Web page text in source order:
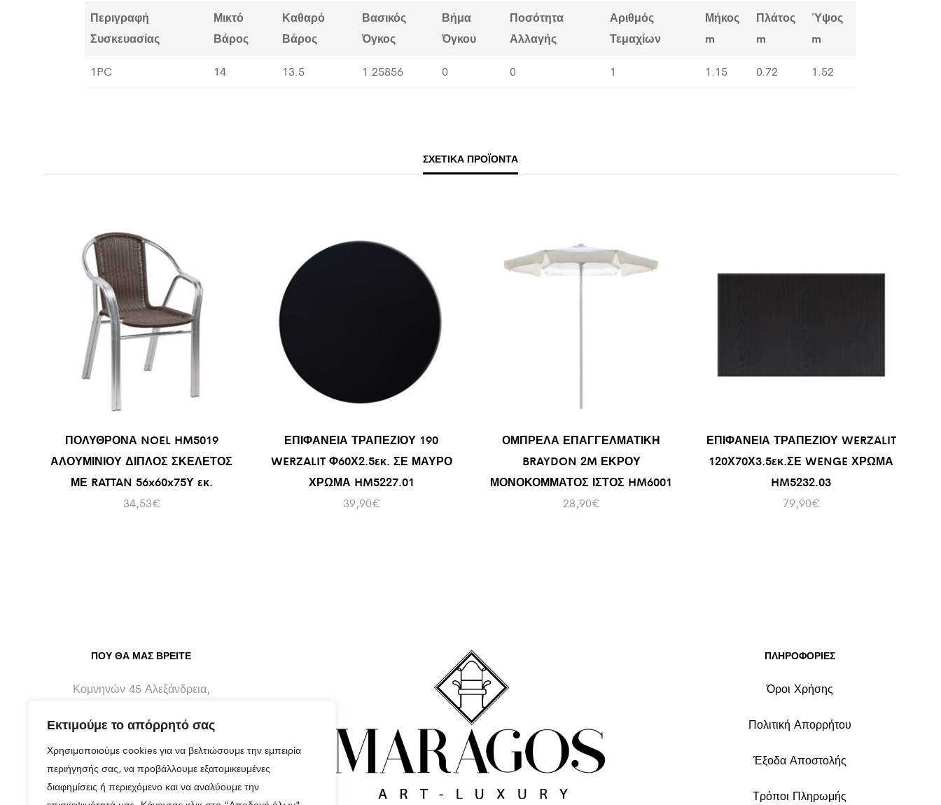
Εκτιμούμε το απόρρητό σας
Χρησιμοποιούμε cookies για να βελτιώσουμε την εμπειρία
περιήγησής σας, να προβάλλουμε εξατομικευμένες
διαφημίσεις ή περιεχόμενο και να αναλύουμε την
Περιγραφή
Συσκευασίας
Μικτό
Βάρος
Καθαρό
Βάρος
Βασικός
Όγκος
Βήμα
Όγκου
Ποσότητα
Αλλαγής
Αριθμός
Τεμαχίων
Μήκος
m
Πλάτος
m
Ύψος
m
1PC 14 13.5 1.25856 0 0 1 1.15 0.72 1.52
ΣΧΕΤΙΚΆ ΠΡΟΪΌΝΤΑ
ΠΟΛΥΘΡΟΝΑ NOEL HM5019
ΑΛΟΥΜΙΝΙΟΥ ΔΙΠΛΟΣ ΣΚΕΛΕΤΟΣ
ΜΕ RATTAN 56x60x75Υ εκ.
34,53€
ΕΠΙΦΑΝΕΙΑ ΤΡΑΠΕΖΙΟΥ 190
WERZALIT Φ60Χ2.5εκ. ΣΕ ΜΑΥΡΟ
ΧΡΩΜΑ HM5227.01
39,90€
ΟΜΠΡΕΛΑ ΕΠΑΓΓΕΛΜΑΤΙΚΗ
BRAYDON 2M ΕΚΡΟΥ
ΜΟΝΟΚΟΜΜΑΤΟΣ ΙΣΤΟΣ HM6001
28,90€
ΕΠΙΦΑΝΕΙΑ ΤΡΑΠΕΖΙΟΥ WERZALIT
120Χ70Χ3.5εκ.ΣΕ WENGE ΧΡΩΜΑ
HM5232.03
79,90€
ΠΟΥ ΘΑ ΜΑΣ ΒΡΕΊΤΕ
Κομνηνών 45 Αλεξάνδρεια,
info@maragos-artluxury.com
+30 2333401170
+30 6930898907
ΠΛΗΡΟΦΟΡΙΕΣ
Όροι Χρήσης
Πολιτική Απορρήτου
Έξοδα Αποστολής
Τρόποι Πληρωμής